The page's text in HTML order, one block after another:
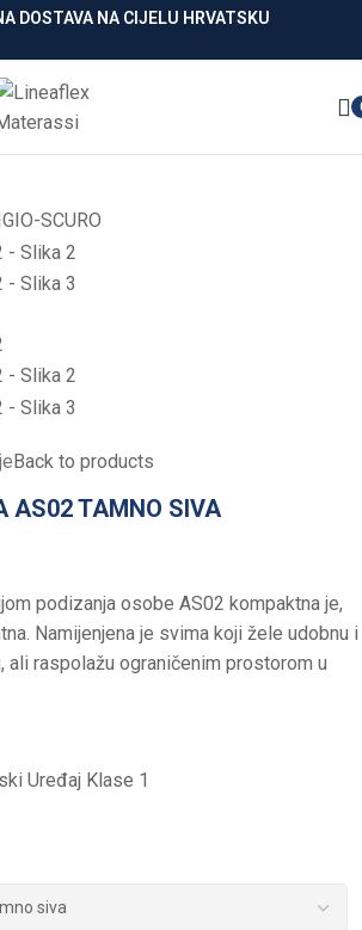
DOSTAVA NA CIJELU HRVATSKU
Back to products
AS02 TAMNO SIVA
podizanja osobe AS02 kompaktna je,
Namijenjena je svima koji žele udobnu i
ali raspolažu ograničenim prostorom u
Uređaj Klase 1